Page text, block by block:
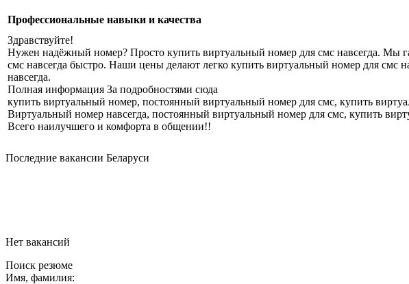
Профессиональные навыки и качества
Здравствуйте!
Нужен надёжный номер? Просто купить виртуальный номер для смс навсегда. Мы
смс навсегда быстро. Наши цены делают легко купить виртуальный номер для смс
навсегда.
Полная информация За подробностями сюда
купить виртуальный номер, постоянный виртуальный номер для смс, купить
Виртуальный номер навсегда, постоянный виртуальный номер для смс, купить
Всего наилучшего и комфорта в общении!!
Последние вакансии Беларуси
Нет вакансий
Поиск резюме
Имя, фамилия: